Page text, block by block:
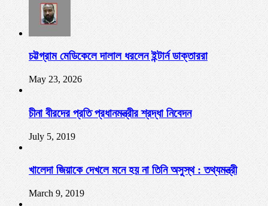
চট্টগ্রাম মেডিকেলে দালাল ধরলেন ইন্টার্ন ডাক্তাররা
May 23, 2026
চীনা বীরদের প্রতি প্রধানমন্ত্রীর শ্রদ্ধা নিবেদন
July 5, 2019
খালেদা জিয়াকে দেখলে মনে হয় না তিনি অসুস্থ : তথ্যমন্ত্রী
March 9, 2019